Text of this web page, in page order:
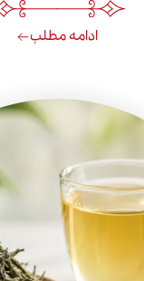
ادامه مطلب